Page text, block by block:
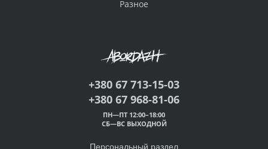
Разное
+380 67 713-15-03
+380 67 968-81-06
ПН—ПТ 12:00–18:00
СБ—ВС ВЫХОДНОЙ
Персональный раздел